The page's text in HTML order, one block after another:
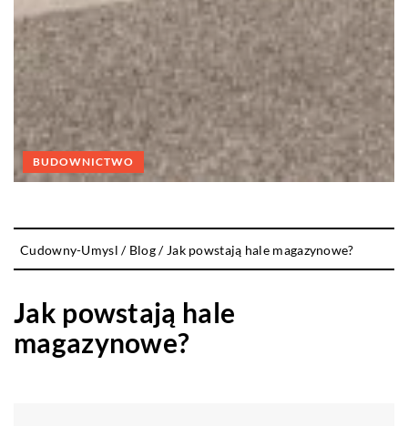
BUDOWNICTWO
Cudowny-Umysl / Blog/ Jak powstają hale magazynowe?
Jak powstają hale
magazynowe?